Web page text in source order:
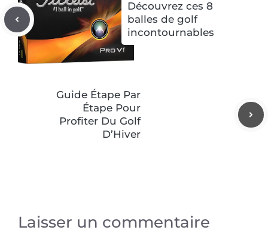
Découvrez ces 8
balles de golf
incontournables
Guide Étape Par
Étape Pour
Profiter Du Golf
D’Hiver
Laisser un commentaire